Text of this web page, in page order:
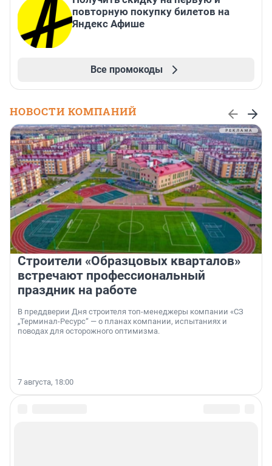
повторную покупку билетов на
Яндекс Афише
Все промокоды
НОВОСТИ КОМПАНИЙ
Строители «Образцовых кварталов»
встречают профессиональный
праздник на работе
В преддверии Дня строителя топ-менеджеры компании «СЗ
„Терминал-Ресурс“ — о планах компании, испытаниях и
поводах для осторожного оптимизма.
7 августа, 18:00